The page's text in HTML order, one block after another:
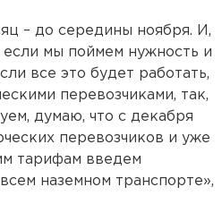
– до середины ноября. И,
мы поймем нужность и
все это будет работать,
перевозчиками, так,
думаю, что с декабря
перевозчиков и уже
тарифам введем
наземном транспорте»,